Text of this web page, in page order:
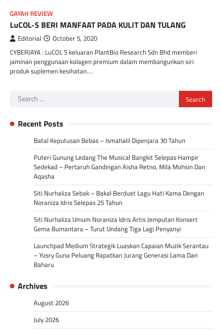
GAYAH REVIEW
LuCOL-S BERI MANFAAT PADA KULIT DAN TULANG
Editorial October 5, 2020
CYBERJAYA : LuCOL S keluaran PlantBio Research Sdn Bhd memberi
jaminan penggunaan kolagen premium dalam membangunkan siri
produk suplemen kesihatan.…
Search
Recent Posts
Batal Keputusan Bebas – Ismahalil Dipenjara 30 Tahun
Puteri Gunung Ledang The Musical Bangkit Selepas Hampir
Sedekad – Pertaruh Gandingan Aisha Retno, Mila Mohsin Dan
Aqasha
Siti Nurhaliza Sebak – Bakal Berduet Lagu Hati Kama Dengan
Noraniza Idris Selepas 25 Tahun
Siti Nurhaliza Umum Noraniza Idris Artis Jemputan Konsert
Gema Bumantara – Turut Undang Tiga Lagi Penyanyi
Launchpad Medium Strategik Luaskan Capaian Muzik Serantau
– Yusry Guna Peluang Rapatkan Jurang Generasi Lama Dan
Baharu
Archives
August 2026
July 2026